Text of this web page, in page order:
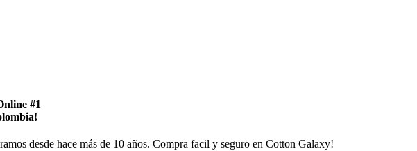
#1
desde hace más de 10 años. Compra facil y seguro en Cotton Galaxy!